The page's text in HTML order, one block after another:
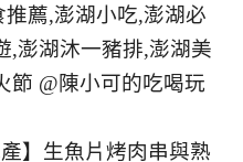
】生魚片烤肉串與熟